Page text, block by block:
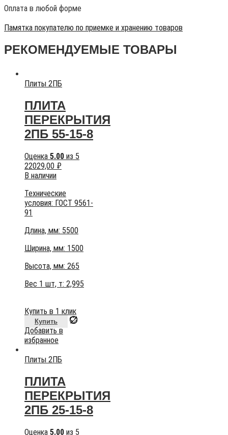
Оплата в любой форме
Памятка покупателю по приемке и хранению товаров
РЕКОМЕНДУЕМЫЕ ТОВАРЫ
Плиты 2ПБ
ПЛИТА
ПЕРЕКРЫТИЯ
2ПБ 55-15-8
Оценка 5.00 из 5
22029,00 ₽
В наличии
Технические
условия: ГОСТ 9561-
91
Длина, мм: 5500
Ширина, мм: 1500
Высота, мм: 265
Вес 1 шт, т: 2,995
Купить в 1 клик
Купить
Добавить в
избранное
Плиты 2ПБ
ПЛИТА
ПЕРЕКРЫТИЯ
2ПБ 25-15-8
Оценка 5.00 из 5